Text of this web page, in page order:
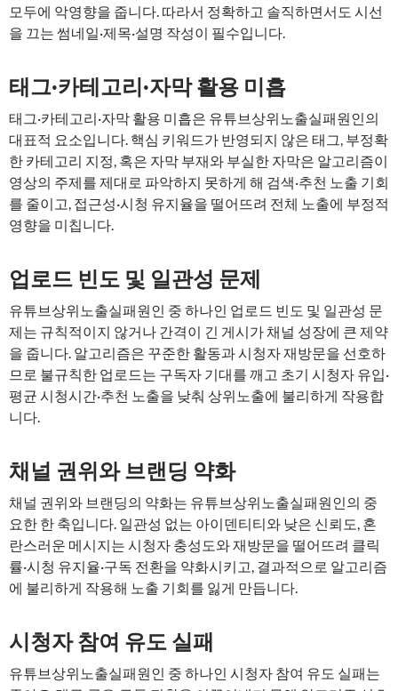
모두에 악영향을 줍니다. 따라서 정확하고 솔직하면서도 시선
을 끄는 썸네일·제목·설명 작성이 필수입니다.
태그·카테고리·자막 활용 미흡
태그·카테고리·자막 활용 미흡은 유튜브상위노출실패원인의
대표적 요소입니다. 핵심 키워드가 반영되지 않은 태그, 부정확
한 카테고리 지정, 혹은 자막 부재와 부실한 자막은 알고리즘이
영상의 주제를 제대로 파악하지 못하게 해 검색·추천 노출 기회
를 줄이고, 접근성·시청 유지율을 떨어뜨려 전체 노출에 부정적
영향을 미칩니다.
업로드 빈도 및 일관성 문제
유튜브상위노출실패원인 중 하나인 업로드 빈도 및 일관성 문
제는 규칙적이지 않거나 간격이 긴 게시가 채널 성장에 큰 제약
을 줍니다. 알고리즘은 꾸준한 활동과 시청자 재방문을 선호하
므로 불규칙한 업로드는 구독자 기대를 깨고 초기 시청자 유입·
평균 시청시간·추천 노출을 낮춰 상위노출에 불리하게 작용합
니다.
채널 권위와 브랜딩 약화
채널 권위와 브랜딩의 약화는 유튜브상위노출실패원인의 중
요한 한 축입니다. 일관성 없는 아이덴티티와 낮은 신뢰도, 혼
란스러운 메시지는 시청자 충성도와 재방문을 떨어뜨려 클릭
률·시청 유지율·구독 전환을 약화시키고, 결과적으로 알고리즘
에 불리하게 작용해 노출 기회를 잃게 만듭니다.
시청자 참여 유도 실패
유튜브상위노출실패원인 중 하나인 시청자 참여 유도 실패는